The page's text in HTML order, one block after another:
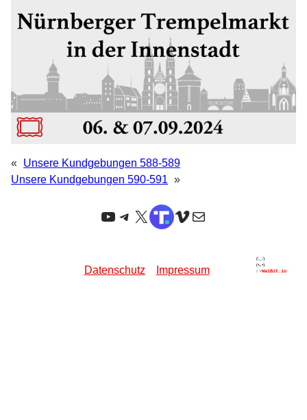
«
Unsere Kundgebungen 588-589
Unsere Kundgebungen 590-591 »
YouTube
Telegram
X TruthSocial
Vimeo
E-Mail
Datenschutz Impressum